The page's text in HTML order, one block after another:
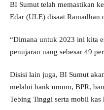
BI Sumut telah memastikan
Edar (ULE) disaat Ramadhan
“Dimana untuk 2023 ini kita
penujaran uang sebesar 49
Disisi lain juga, BI Sumut
melalui bank umum, BPR,
Tebing Tinggi serta mobil kas